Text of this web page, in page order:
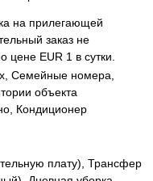
на прилегающей
заказ не
цене EUR 1 в сутки.
Семейные номера,
объекта
Кондиционер
плату), Трансфер